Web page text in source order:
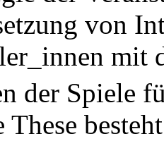
von
mit
der Spiele